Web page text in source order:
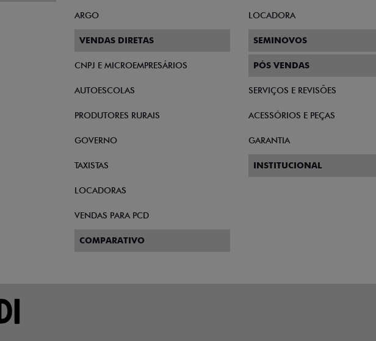
ARGO
VENDAS DIRETAS
CNPJ E MICROEMPRESÁRIOS
AUTOESCOLAS
PRODUTORES RURAIS
GOVERNO
TAXISTAS
LOCADORAS
VENDAS PARA PCD
LOCADORA
SEMINOVOS
PÓS VENDAS
SERVIÇOS E REVISÕES
ACESSÓRIOS E PEÇAS
GARANTIA
INSTITUCIONAL
COMPARATIVO